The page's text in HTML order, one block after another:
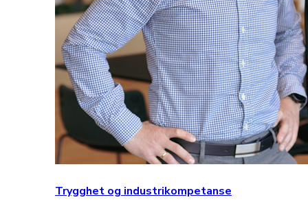
Trygghet og industrikompetanse